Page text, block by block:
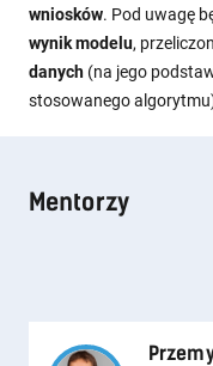
wniosków. Pod uwagę
wynik modelu,
danych (na jego
stosowanego
Mentorzy